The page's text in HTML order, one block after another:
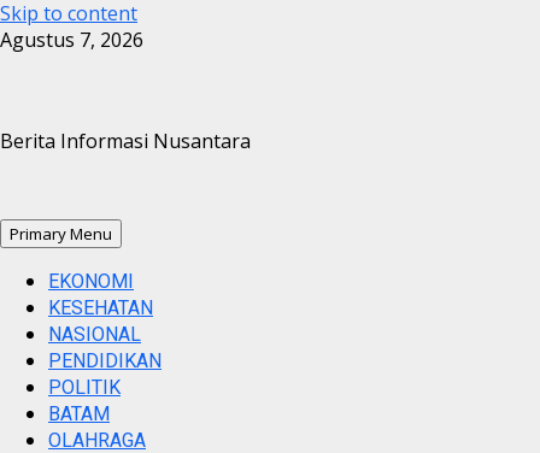
Skip to content
Agustus 7, 2026
Berita Informasi Nusantara
Primary Menu
EKONOMI
KESEHATAN
NASIONAL
PENDIDIKAN
POLITIK
BATAM
OLAHRAGA